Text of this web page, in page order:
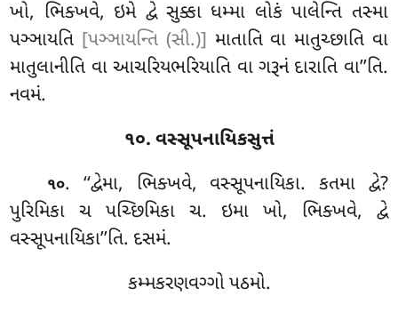
ખો, ભિક્ખવે, ઇમે દ્વે સુક્કા ધમ્મા લોકં પાલેન્તિ તસ્મા
પઞ્ઞાયતિ [પઞ્ઞાયન્તિ (સી.)] માતાતિ વા માતુચ્છાતિ વા
માતુલાનીતિ વા આચરિયભરિયાતિ વા ગરૂનં દારાતિ વા’’તિ.
નવમં.
૧૦. વસ્સૂપનાયિકસુત્તં
૧૦. ‘‘દ્વેમા, ભિક્ખવે, વસ્સૂપનાયિકા. કતમા દ્વે?
પુરિમિકા ચ પચ્છિમિકા ચ. ઇમા ખો, ભિક્ખવે, દ્વે
વસ્સૂપનાયિકા’’તિ. દસમં.
કમ્મકરણવગ્ગો પઠમો.